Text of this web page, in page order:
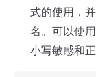
式的使用，
名。可以使
小写敏感和